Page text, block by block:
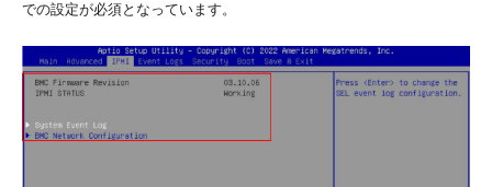
での設定が必須となっています。